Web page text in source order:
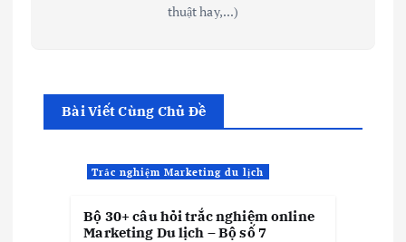
thuật hay,...)
Bài Viết Cùng Chủ Đề
Trắc nghiệm Marketing du lịch
Bộ 30+ câu hỏi trắc nghiệm online
Marketing Du lịch – Bộ số 7